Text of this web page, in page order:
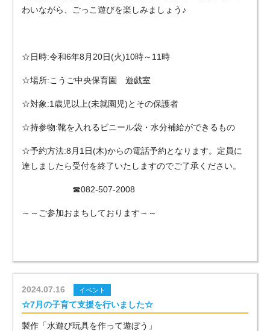
わいながら、ごっこ遊びを楽しみましょう♪
☆日時:令和6年8月20日(火)10時～11時
☆場所:こうご中央保育園 遊戯室
☆対象:1歳児以上(未就園児)とその保護者
☆持参物:靴を入れるビニール袋・水分補給ができるもの
☆予約方法:8月1日(木)からの電話予約となります。定員に
達しましたら受付を終了いたしますのでご了承ください。
☎082-507-2008
～～ご参加おまちしております～～
2024.07.16 イベント
☆7月の子育て支援を行いました☆
製作「水遊び玩具を作って遊ぼう」